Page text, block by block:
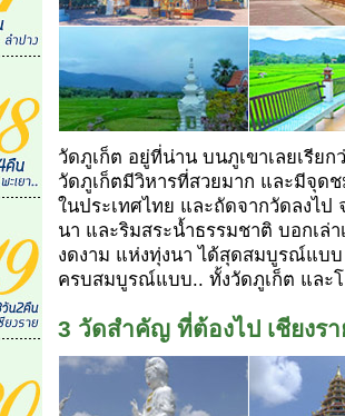
วัดภูเก็ต อยู่ที่น่าน บนภูเขาเลยเรียก
วัดภูเก็ตมีวิหารที่สวยมาก และมีจุด
ในประเทศไทย และถัดจากวัดลงไ
นา และริมสระน้ำธรรมชาติ บอกเล่
งดงาม แห่งทุ่งนา ได้สุดสมบูรณ์แบ
ครบสมบูรณ์แบบ.. ทั้งวัดภูเก็ต และ
3 วัดสำคัญ ที่ต้องไป เชียงรา